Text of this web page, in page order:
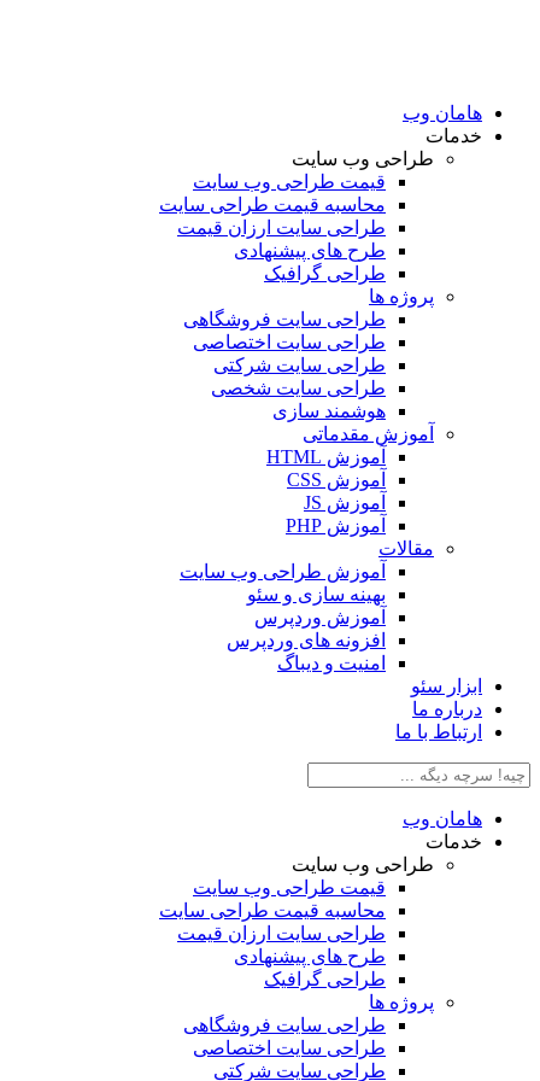
وب
طراحی وب سایت
قیمت طراحی وب سایت
محاسبه قیمت طراحی سایت
طراحی سایت ارزان قیمت
طرح های پیشنهادی
طراحی گرافیک
پروژه ها
طراحی سایت فروشگاهی
طراحی سایت اختصاصی
طراحی سایت شرکتی
طراحی سایت شخصی
هوشمند سازی
آموزش مقدماتی
آموزش HTML
آموزش CSS
آموزش JS
آموزش PHP
مقالات
آموزش طراحی وب سایت
بهینه سازی و سئو
آموزش وردپرس
افزونه های وردپرس
امنیت و دیباگ
سئو
ما
با ما
وب
طراحی وب سایت
قیمت طراحی وب سایت
محاسبه قیمت طراحی سایت
طراحی سایت ارزان قیمت
طرح های پیشنهادی
طراحی گرافیک
پروژه ها
طراحی سایت فروشگاهی
طراحی سایت اختصاصی
طراحی سایت شرکتی